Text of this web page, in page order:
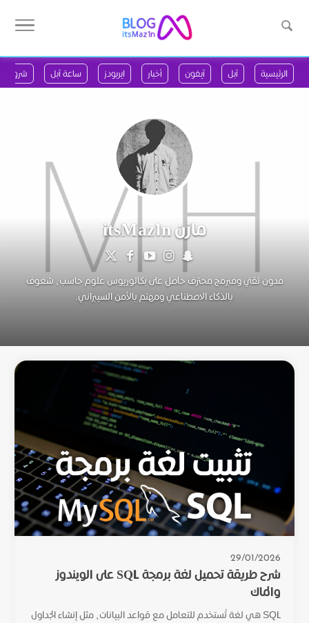
الرئيسية آبل آيفون أخبار ايربودز ساعة آبل شروحات
مازن itsMaz1n
مدون تقني ومبرمج محترف حاصل على بكالوريوس علوم حاسب، شغوف
بالذكاء الاصطناعي ومهتم بالأمن السيبراني.
29/01/2026
شرح طريقة تحميل لغة برمجة SQL على الويندوز
والماك
SQL هي لغة تُستخدم للتعامل مع قواعد البيانات، مثل إنشاء الجداول